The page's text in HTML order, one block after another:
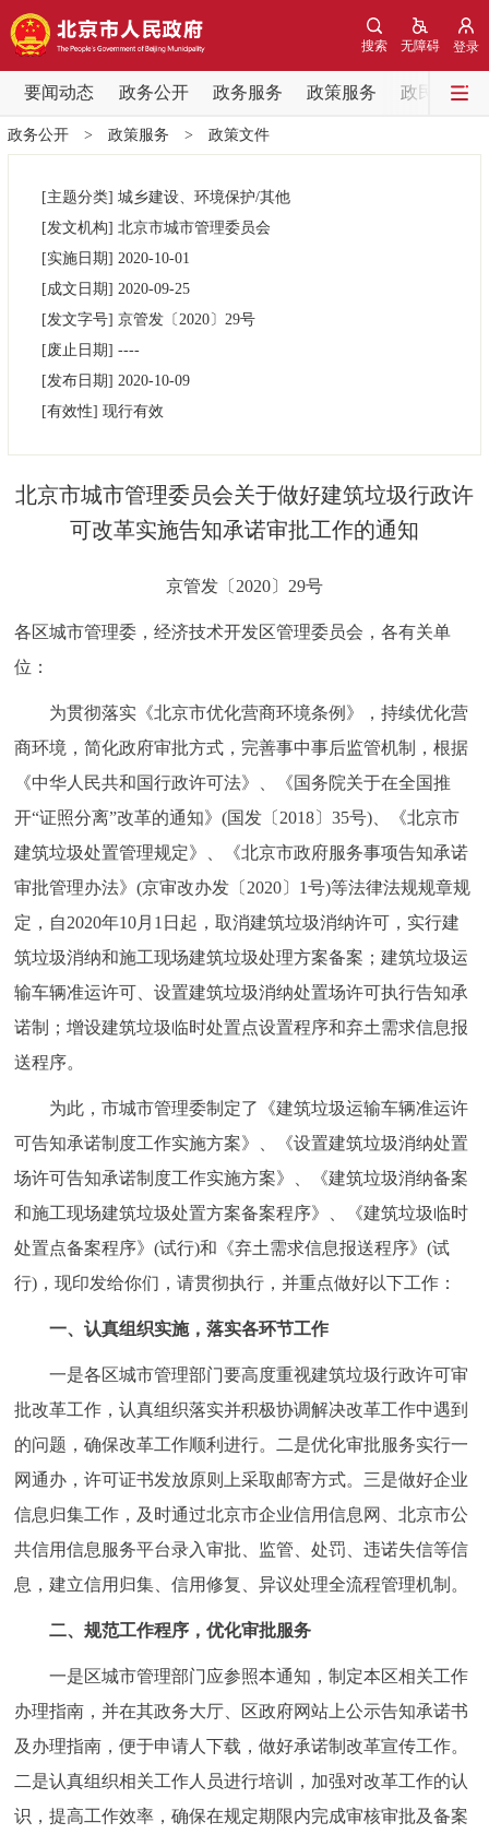
登录
无障碍
搜索
要闻动态 政务公开 政务服务 政策服务 政民互动
要闻动态
党中央精神 国务院信息
北京要闻 会议信息
政务公开
市领导
政策兑现 政策解读 回应关切
决策公开 专题公开
个人服务 法人服务 部门服务
中介服务 阳光政务
政民互动
参与调查 在线访谈 图说互动
走进北京
绿色北京 图说北京 视频北京
ENGLISH 한국어 日本語
DEUTSCH FRANÇAIS РУССКИЙ ЯЗЫК
ITALIANO
政务公开> 政策服务 > 政策文件
[主题分类] 城乡建设、环境保护/其他
[发文机构] 北京市城市管理委员会
[实施日期] 2020-10-01
[成文日期] 2020-09-25
[发文字号] 京管发〔2020〕 29号
[废止日期] ----
[发布日期] 2020-10-09
[有效性] 现行有效
北京市城市管理委员会关于做好建筑垃圾行政许
可改革实施告知承诺审批工作的通知
京管发〔2020〕29号
各区城市管理委，经济技术开发区管理委员会，各有关单
位：
为贯彻落实《北京市优化营商环境条例》，持续优化营
商环境，简化政府审批方式，完善事中事后监管机制，根据
《中华人民共和国行政许可法》、《国务院关于在全国推
开“证照分离”改革的通知》(国发〔2018〕35号)、《北京市
建筑垃圾处置管理规定》、《北京市政府服务事项告知承诺
审批管理办法》(京审改办发〔2020〕1号)等法律法规规章规
定，自2020年10月1日起，取消建筑垃圾消纳许可，实行建
筑垃圾消纳和施工现场建筑垃圾处理方案备案；建筑垃圾运
输车辆准运许可、设置建筑垃圾消纳处置场许可执行告知承
诺制；增设建筑垃圾临时处置点设置程序和弃土需求信息报
送程序。
为此，市城市管理委制定了《建筑垃圾运输车辆准运许
可告知承诺制度工作实施方案》、《设置建筑垃圾消纳处置
场许可告知承诺制度工作实施方案》、《建筑垃圾消纳备案
和施工现场建筑垃圾处置方案备案程序》、《建筑垃圾临时
处置点备案程序》(试行)和《弃土需求信息报送程序》(试
行)，现印发给你们，请贯彻执行，并重点做好以下工作：
一、认真组织实施，落实各环节工作
一是各区城市管理部门要高度重视建筑垃圾行政许可审
批改革工作，认真组织落实并积极协调解决改革工作中遇到
的问题，确保改革工作顺利进行。二是优化审批服务实行一
网通办，许可证书发放原则上采取邮寄方式。三是做好企业
信息归集工作，及时通过北京市企业信用信息网、北京市公
共信用信息服务平台录入审批、监管、处罚、违诺失信等信
息，建立信用归集、信用修复、异议处理全流程管理机制。
二、规范工作程序，优化审批服务
一是区城市管理部门应参照本通知，制定本区相关工作
办理指南，并在其政务大厅、区政府网站上公示告知承诺书
及办理指南，便于申请人下载，做好承诺制改革宣传工作。
二是认真组织相关工作人员进行培训，加强对改革工作的认
识，提高工作效率，确保在规定期限内完成审核审批及备案